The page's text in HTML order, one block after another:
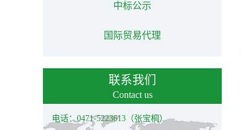
中标公示
国际贸易代理
联系我们
Contact us
电话：0471-5223613（张宝桐）